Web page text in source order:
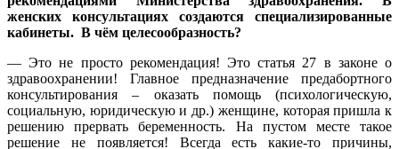
женских консультациях создаются специализированные
кабинеты. В чём целесообразность?
— Это не просто рекомендация! Это статья 27 в законе о
здравоохранении! Главное предназначение предабортного
консультирования – оказать помощь (психологическую,
социальную, юридическую и др.) женщине, которая пришла к
решению прервать беременность. На пустом месте такое
решение не появляется! Всегда есть какие-то причины,